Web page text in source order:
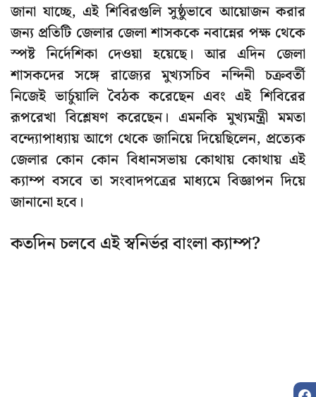
জানা যাচ্ছে, এই শিবিরগুলি সুষ্ঠুভাবে আয়োজন করার
জন্য প্রতিটি জেলার জেলা শাসককে নবান্নের পক্ষ থেকে
স্পষ্ট নির্দেশিকা দেওয়া হয়েছে। আর এদিন জেলা
শাসকদের সঙ্গে রাজ্যের মুখ্যসচিব নন্দিনী চক্রবর্তী
নিজেই ভার্চুয়ালি বৈঠক করেছেন এবং এই শিবিরের
রূপরেখা বিশ্লেষণ করেছেন। এমনকি মুখ্যমন্ত্রী মমতা
বন্দ্যোপাধ্যায় আগে থেকে জানিয়ে দিয়েছিলেন, প্রত্যেক
জেলার কোন কোন বিধানসভায় কোথায় কোথায় এই
ক্যাম্প বসবে তা সংবাদপত্রের মাধ্যমে বিজ্ঞাপন দিয়ে
জানানো হবে।
কতদিন চলবে এই স্বনির্ভর বাংলা ক্যাম্প?